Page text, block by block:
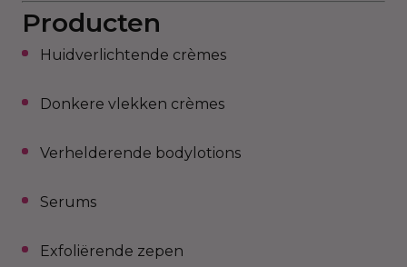
Producten
Huidverlichtende crèmes
Donkere vlekken crèmes
Verhelderende bodylotions
Serums
Exfoliërende zepen